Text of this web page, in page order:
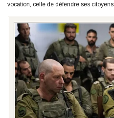
vocation, celle de défendre ses citoyens.